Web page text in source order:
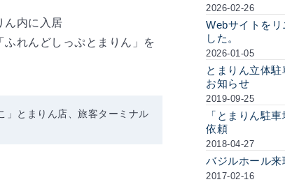
ん内に入居
れんどしっぷとまりん」を
」とまりん店、旅客ターミナル
2026-02-26
Webサイトをリ
した。
2026-01-05
とまりん立体
お知らせ
2019-09-25
「とまりん駐
依頼
2018-04-27
バジルホール
2017-02-16